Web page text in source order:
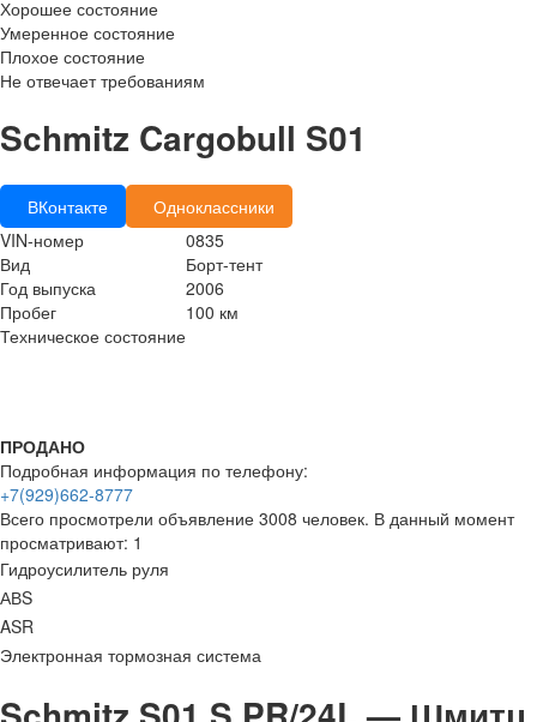
Хорошее состояние
Умеренное состояние
Плохое состояние
Не отвечает требованиям
Schmitz Cargobull S01
ВКонтакте
Одноклассники
VIN-номер
0835
Вид
Борт-тент
Год выпуска
2006
Пробег
100 км
Техническое состояние
ПРОДАНО
Подробная информация по телефону:
+7(929)662-8777
Всего просмотрели объявление 3008 человек. В данный момент
просматривают: 1
Гидроусилитель руля
АВS
ASR
Электронная тормозная система